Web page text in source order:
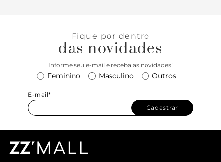
Fique por dentro
das novidades
Informe seu e-mail e receba as novidades!
Feminino Masculino Outros
E-mail*
Cadastrar